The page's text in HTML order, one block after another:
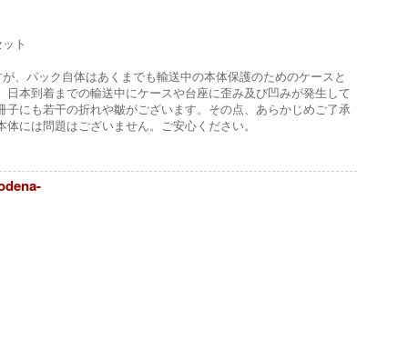
ト
、パック自体はあくまでも輸送中の本体保護のためのケースと
本到着までの輸送中にケースや台座に歪み及び凹みが発生して
にも若干の折れや皺がございます。その点、あらかじめご了承
には問題はございません。ご安心ください。